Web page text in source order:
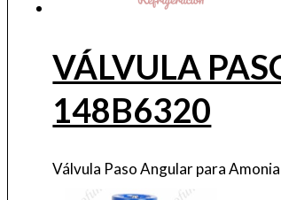
VÁLVULA
148B6320
Válvula Paso Angular para